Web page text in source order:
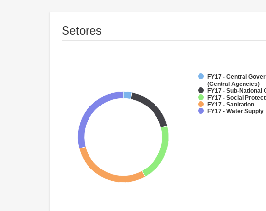
Setores
FY17 - Central
(Central Agencies)
FY17 - Sub-National
FY17 - Social
FY17 - Sanitation
FY17 - Water Supply